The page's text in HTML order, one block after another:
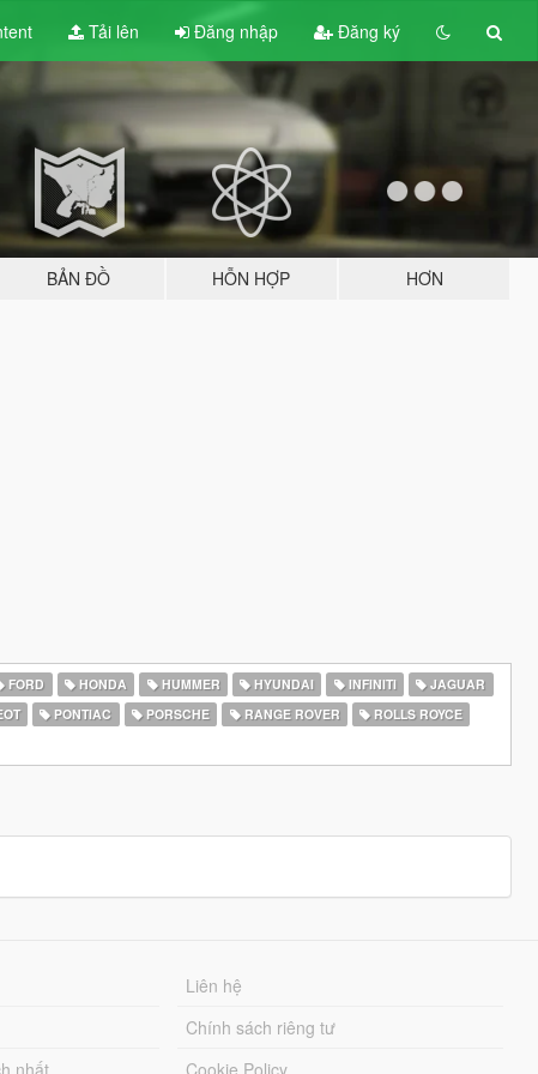
Tải lên Đăng nhập Đăng ký
BẢN ĐỒ HỖN HỢP HƠN
FORD HONDA HUMMER HYUNDAI INFINITI
JAGUAR
PONTIAC PORSCHE RANGE ROVER
ROLLS ROYCE
nhất
Liên hệ
Chính sách riêng tư
Cookie Policy